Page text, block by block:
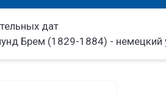
дат
Брем (1829-1884) - немецкий